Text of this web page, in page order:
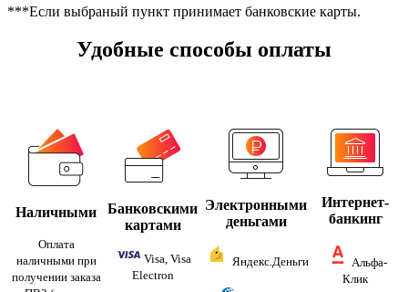
***Если выбраный пункт принимает банковские карты.
Удобные способы оплаты
Наличными
Оплата
наличными при
получении заказа
Банковскими
картами
Visa, Visa
Electron
Электронными
деньгами
Яндекс.Деньги
Интернет-
банкинг
Альфа-
Клик